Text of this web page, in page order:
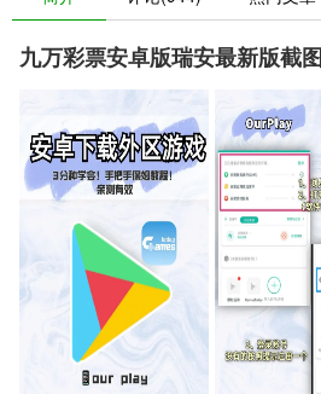
九万彩票安卓版瑞安最新版截图